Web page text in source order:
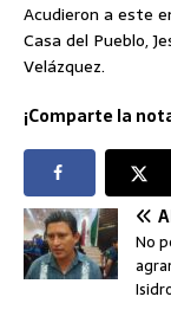
Acudieron a este
Casa del Pueblo,
Velázquez.
¡Comparte la
No